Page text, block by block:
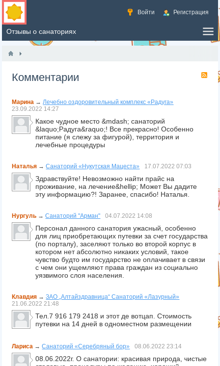
Войти Регистрация
Комментарии
Марина →Лечебно оздоровительный комплекс «Радуга»
23.09.2022 14:27
Какое чудное место &mdash; санаторий
&laquo;Радуга&raquo;! Все прекрасно! Особенно
питание (я слежу за фигурой), территория и
лечебные процедуры
Наталья →Санаторий «Нукутская Мацеста» 17.07.2022 07:03
Здравствуйте! Невозможно найти прайс на
проживание, на лечение&hellip; Может Вы дадите
эту информацию?! Заранее, спасибо! Наталья.
Нургуль →Санаторий "Арман" 04.07.2022 14:08
Персонал данного санатория ужасный, особенно
для лиц приобретающих путевки за счет государства
(по порталу), заселяют только во второй корпус в
котором нет абсолютно никаких условий, такое
чувство будто им государство не оплачивает в связи
с чем они ущемляют права граждан из социально
уязвимого слоя населения.
Клавдия →ЗАО „Алтайздравница“ Санаторий «Лазурный»
21.06.2022 21:48
Тел.7 916 179 2418 и этот де вотцап. Стоимость
путевки на 14 дней в одноместном размещении
Лариса →Санаторий «Серебряный бор» 08.06.2022 23:14
08.06.2022г. О санатории: красивая природа, чистые